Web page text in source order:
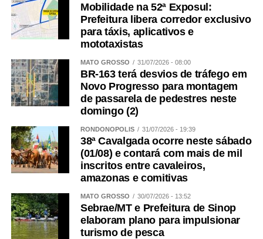
Mobilidade na 52ª Exposul:
Prefeitura libera corredor exclusivo
para táxis, aplicativos e
mototaxistas
MATO GROSSO 31/07/2026 - 08:00
BR-163 terá desvios de tráfego em
Novo Progresso para montagem
de passarela de pedestres neste
domingo (2)
RONDONÓPOLIS 31/07/2026 - 19:39
38ª Cavalgada ocorre neste sábado
(01/08) e contará com mais de mil
inscritos entre cavaleiros,
amazonas e comitivas
MATO GROSSO 30/07/2026 - 13:52
Sebrae/MT e Prefeitura de Sinop
elaboram plano para impulsionar
turismo de pesca